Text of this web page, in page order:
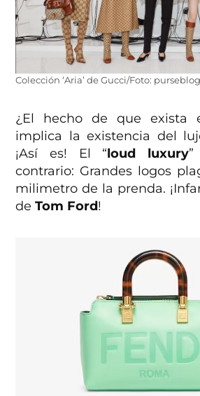
Colección ‘Aria’ de Gucci/Foto:
¿El hecho de que exista
implica la existencia del
¡Así es! El “loud luxury
contrario: Grandes logos
milimetro de la prenda.
deTom Ford!